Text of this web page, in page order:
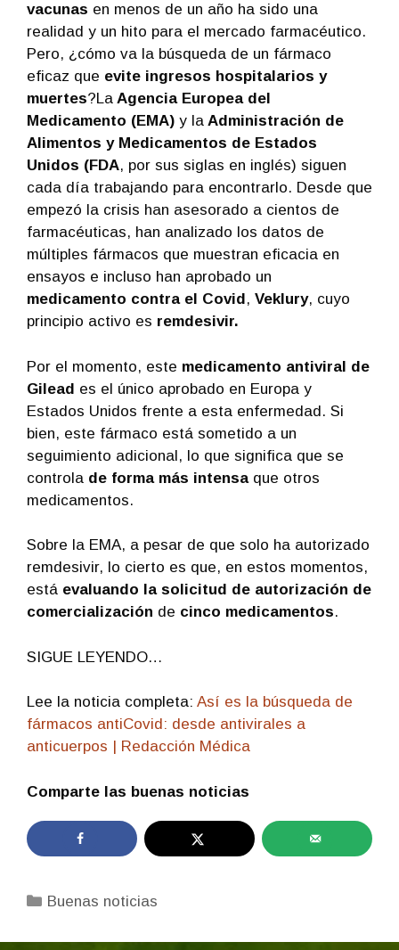
vacunas en menos de un año ha sido una
realidad y un hito para el mercado farmacéutico.
Pero, ¿cómo va la búsqueda de un fármaco
eficaz que evite ingresos hospitalarios y
muertes?La Agencia Europea del
Medicamento (EMA) y la Administración de
Alimentos y Medicamentos de Estados
Unidos (FDA, por sus siglas en inglés) siguen
cada día trabajando para encontrarlo. Desde que
empezó la crisis han asesorado a cientos de
farmacéuticas, han analizado los datos de
múltiples fármacos que muestran eficacia en
ensayos e incluso han aprobado un
medicamento contra el Covid , Veklury, cuyo
principio activo es remdesivir.
Por el momento, este medicamento antiviral de
Gilead es el único aprobado en Europa y
Estados Unidos frente a esta enfermedad. Si
bien, este fármaco está sometido a un
seguimiento adicional, lo que significa que se
controla de forma más intensa que otros
medicamentos.
Sobre la EMA, a pesar de que solo ha autorizado
remdesivir, lo cierto es que, en estos momentos,
está evaluando la solicitud de autorización de
comercialización de cinco medicamentos.
SIGUE LEYENDO…
Lee la noticia completa: Así es la búsqueda de
fármacos antiCovid: desde antivirales a
anticuerpos | Redacción Médica
Comparte las buenas noticias
Categorías
Buenas noticias